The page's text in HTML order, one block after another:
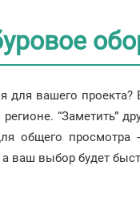
для вашего
“Заметить”
общего
а ваш выбор будет